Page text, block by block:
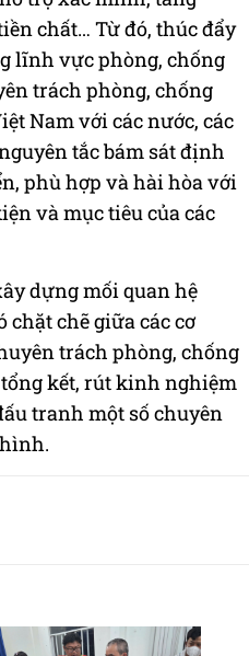
chất… Từ đó, thúc đẩy
lĩnh vực phòng, chống
trách phòng, chống
Nam với các nước, các
tắc bám sát định
phù hợp và hài hòa với
và mục tiêu của các
dựng mối quan hệ
chặt chẽ giữa các cơ
trách phòng, chống
kết, rút kinh nghiệm
tranh một số chuyên